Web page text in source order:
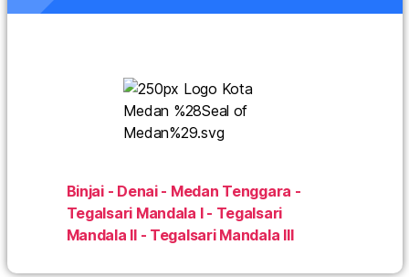
Binjai - Denai - Medan Tenggara -
Tegalsari Mandala I - Tegalsari
Mandala II - Tegalsari Mandala III